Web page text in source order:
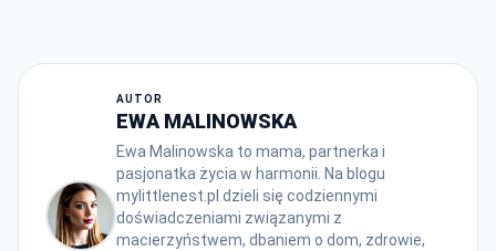
AUTOR
EWA MALINOWSKA
Ewa Malinowska to mama, partnerka i
pasjonatka życia w harmonii. Na blogu
mylittlenest.pl dzieli się codziennymi
doświadczeniami związanymi z
macierzyństwem, dbaniem o dom, zdrowie,